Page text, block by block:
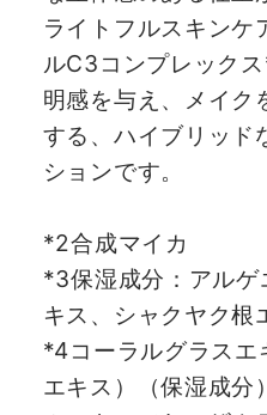
ライトフルスキン
ルC3コンプレック
明感を与え、メイク
する、ハイブリッド
ションです。
*2合成マイカ
*3保湿成分：アルゲ
キス、シャクヤク根
*4コーラルグラスエ
エキス）（保湿成分